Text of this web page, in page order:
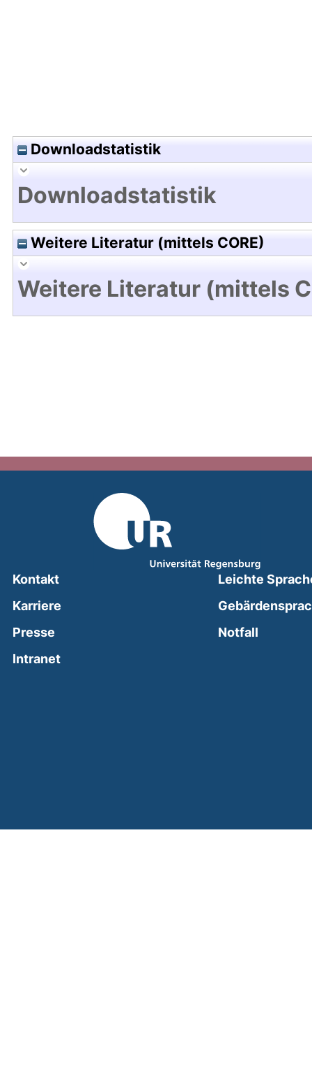
Downloadstatistik
Downloadstatistik
Weitere Literatur (mittels CORE)
Weitere Literatur (mittels
Kontakt
Karriere
Presse
Intranet(external link, opens in a new window)
Leichte
Notfall